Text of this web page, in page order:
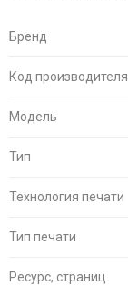
Бренд
Код производителя
Модель
Тип
Технология печати
Тип печати
Ресурс, страниц